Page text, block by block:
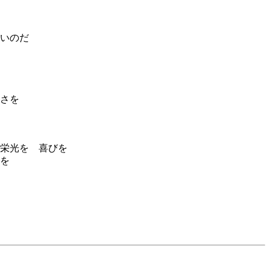
のだ
を
光を 喜びを